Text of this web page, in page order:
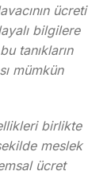
ücreti
bilgilere
tanıkların
mümkün
birlikte
meslek
ücret